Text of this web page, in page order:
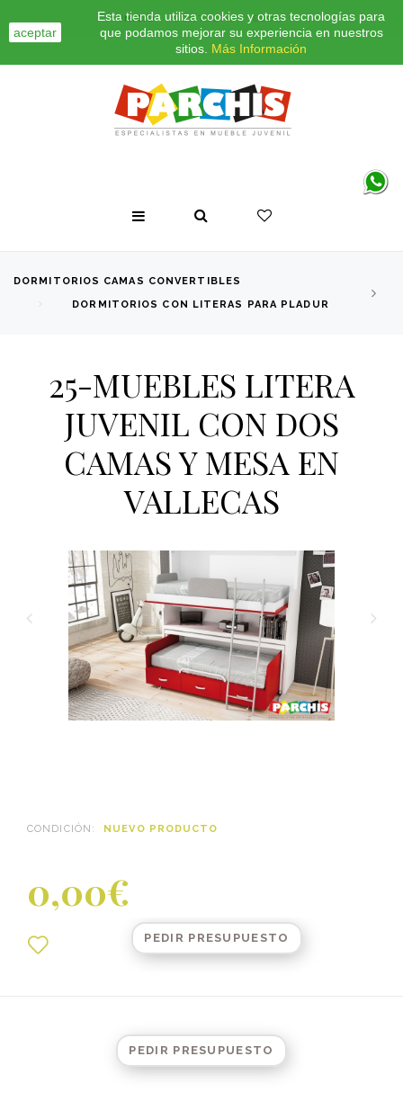
aceptar
Esta tienda utiliza cookies y otras tecnologías para
que podamos mejorar su experiencia en nuestros
sitios. Más Información
INICIO CONTACTO BLOG
DORMITORIOS CAMAS CONVERTIBLES
DORMITORIOS CON LITERAS PARA PLADUR
CONDICIÓN: NUEVO PRODUCTO
25-MUEBLES LITERA
JUVENIL CON DOS
CAMAS Y MESA EN
VALLECAS
0,00€
PEDIR PRESUPUESTO
PEDIR PRESUPUESTO